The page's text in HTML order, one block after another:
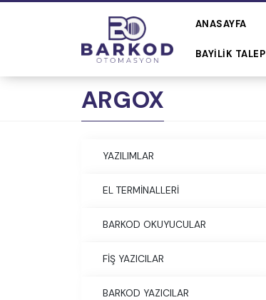
ANASAYFA
BAYILIK TALEP
ARGOX
YAZILIMLAR
EL TERMİNALLERİ
BARKOD OKUYUCULAR
FİŞ YAZICILAR
BARKOD YAZICILAR